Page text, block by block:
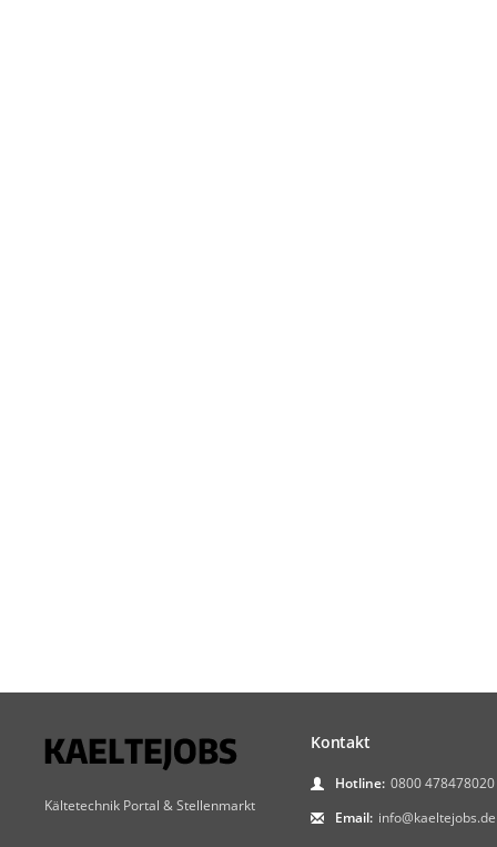
Kältetechnik Portal & Stellenmarkt
Kontakt
Hotline: 0800 478478020
Email: info@kaeltejobs.de